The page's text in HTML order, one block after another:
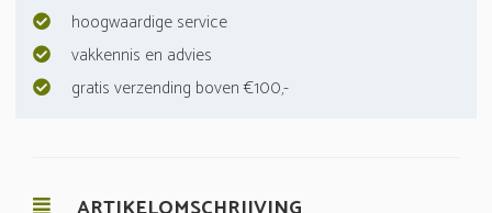
hoogwaardige service
vakkennis en advies
gratis verzending boven €100,-